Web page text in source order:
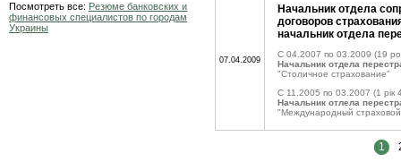
Посмотреть все: Резюме банковских и
финансовых специалистов по городам
Украины
07.04.2009
Начальник отдела
договоров
начальник отдела
C 04.2007 по 03.2009 (19
Начальник отдела
"Столичное страхование"
C 11.2005 по 03.2007 (1 рік
Начальник отлела
"Международный
1